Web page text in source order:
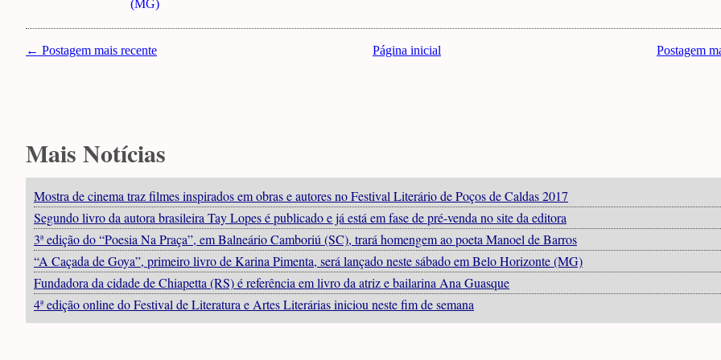
(MG)
← Postagem mais recente Postagem
Página inicial
Mais Notícias
Mostra de cinema traz filmes inspirados em obras e autores no Festival Literário de Poços de Caldas 2017
Segundo livro da autora brasileira Tay Lopes é publicado e já está em fase de pré-venda no site da editora
3ª edição do “Poesia Na Praça”, em Balneário Camboriú (SC), trará homengem ao poeta Manoel de Barros
“A Caçada de Goya”, primeiro livro de Karina Pimenta, será lançado neste sábado em Belo Horizonte (MG)
Fundadora da cidade de Chiapetta (RS) é referência em livro da atriz e bailarina Ana Guasque
4ª edição online do Festival de Literatura e Artes Literárias iniciou neste fim de semana